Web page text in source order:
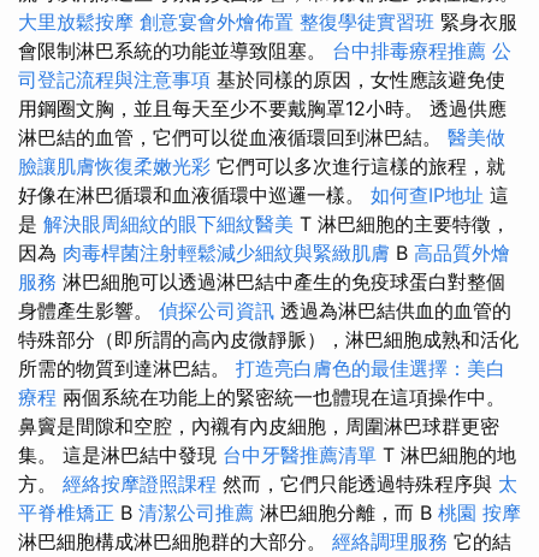
大里放鬆按摩 創意宴會外燴佈置 整復學徒實習班 緊身衣服
會限制淋巴系統的功能並導致阻塞。 台中排毒療程推薦 公
司登記流程與注意事項 基於同樣的原因，女性應該避免使
用鋼圈文胸，並且每天至少不要戴胸罩12小時。 透過供應
淋巴結的血管，它們可以從血液循環回到淋巴結。 醫美做
臉讓肌膚恢復柔嫩光彩 它們可以多次進行這樣的旅程，就
好像在淋巴循環和血液循環中巡邏一樣。 如何查IP地址 這
是 解決眼周細紋的眼下細紋醫美 T 淋巴細胞的主要特徵，
因為 肉毒桿菌注射輕鬆減少細紋與緊緻肌膚 B 高品質外燴
服務 淋巴細胞可以透過淋巴結中產生的免疫球蛋白對整個
身體產生影響。 偵探公司資訊 透過為淋巴結供血的血管的
特殊部分（即所謂的高內皮微靜脈），淋巴細胞成熟和活化
所需的物質到達淋巴結。 打造亮白膚色的最佳選擇：美白
療程 兩個系統在功能上的緊密統一也體現在這項操作中。
鼻竇是間隙和空腔，內襯有內皮細胞，周圍淋巴球群更密
集。 這是淋巴結中發現 台中牙醫推薦清單 T 淋巴細胞的地
方。 經絡按摩證照課程 然而，它們只能透過特殊程序與 太
平脊椎矯正 B 清潔公司推薦 淋巴細胞分離，而 B 桃園 按摩
淋巴細胞構成淋巴細胞群的大部分。 經絡調理服務 它的結